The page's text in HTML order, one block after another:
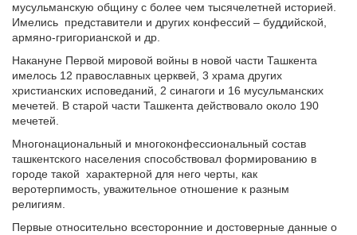
мусульманскую общину с более чем тысячелетней историей.
Имелись представители и других конфессий – буддийской,
армяно-григорианской и др.
Накануне Первой мировой войны в новой части Ташкента
имелось 12 православных церквей, 3 храма других
христианских исповеданий, 2 синагоги и 16 мусульманских
мечетей. В старой части Ташкента действовало около 190
мечетей.
Многонациональный и многоконфессиональный состав
ташкентского населения способствовал формированию в
городе такой характерной для него черты, как
веротерпимость, уважительное отношение к разным
религиям.
Первые относительно всесторонние и достоверные данные о